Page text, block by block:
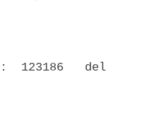
123186   del